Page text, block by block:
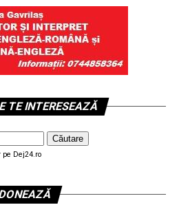
TE INTERESEAZĂ
pe Dej24.ro